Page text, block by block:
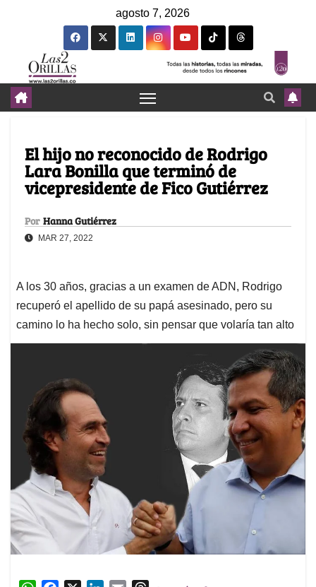
agosto 7, 2026
El hijo no reconocido de Rodrigo
Lara Bonilla que terminó de
vicepresidente de Fico Gutiérrez
Por Hanna Gutiérrez
MAR 27, 2022
A los 30 años, gracias a un examen de ADN, Rodrigo
recuperó el apellido de su papá asesinado, pero su
camino lo ha hecho solo, sin pensar que volaría tan alto